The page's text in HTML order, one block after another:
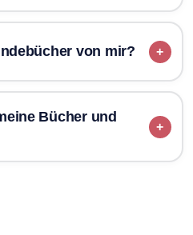
von mir?
und
Bücher und